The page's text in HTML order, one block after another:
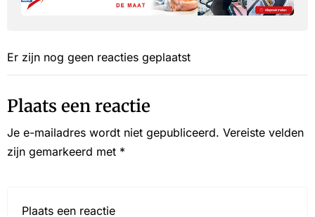
Er zijn nog geen reacties geplaatst
Plaats een reactie
Je e-mailadres wordt niet gepubliceerd. Vereiste velden
zijn gemarkeerd met *